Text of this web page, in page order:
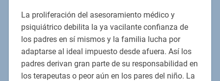
La proliferación del asesoramiento médico y
psiquiátrico debilita la ya vacilante confianza de
los padres en sí mismos y la familia lucha por
adaptarse al ideal impuesto desde afuera. Así los
padres derivan gran parte de su responsabilidad en
los terapeutas o peor aún en los pares del niño. La